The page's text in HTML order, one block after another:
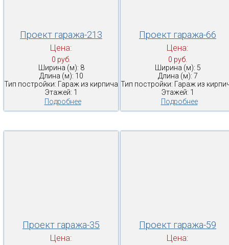
Проект гаража-213
Цена:
0 руб.
Ширина (м): 8
Длина (м): 10
Тип постройки: Гараж из кирпича
Этажей: 1
Подробнее
Проект гаража-66
Цена:
0 руб.
Ширина (м): 5
Длина (м): 7
Тип постройки: Гараж из
Этажей: 1
Подробнее
Проект гаража-35
Цена:
Проект гаража-59
Цена: